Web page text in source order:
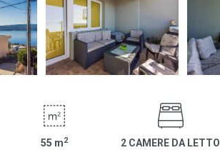
55 m2 2 CAMERE DA LETTO